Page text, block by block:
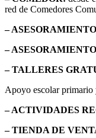
red de Comedores
–
–
– TALLERES
Apoyo escolar primario
– ACTIVIDADES
– TIENDA DE